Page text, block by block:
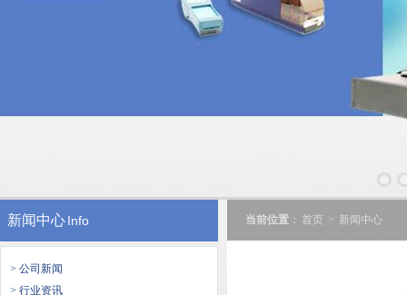
新闻中心Info
> 公司新闻
> 行业资讯
当前位置 ： 首页 > 新闻中心